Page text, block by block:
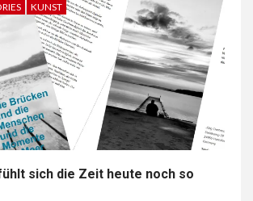
KUNST
sich die Zeit heute noch so